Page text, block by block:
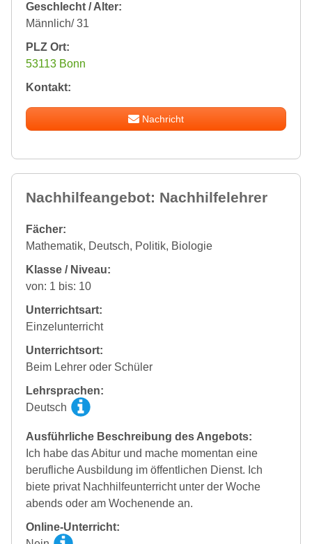
Geschlecht / Alter:
Männlich/ 31
PLZ Ort:
53113 Bonn
Kontakt:
Nachricht
Nachhilfeangebot: Nachhilfelehrer
Fächer:
Mathematik, Deutsch, Politik, Biologie
Klasse / Niveau:
von: 1 bis: 10
Unterrichtsart:
Einzelunterricht
Unterrichtsort:
Beim Lehrer oder Schüler
Lehrsprachen:
Deutsch
Ausführliche Beschreibung des Angebots:
Ich habe das Abitur und mache momentan eine
berufliche Ausbildung im öffentlichen Dienst. Ich
biete privat Nachhilfeunterricht unter der Woche
abends oder am Wochenende an.
Online-Unterricht: